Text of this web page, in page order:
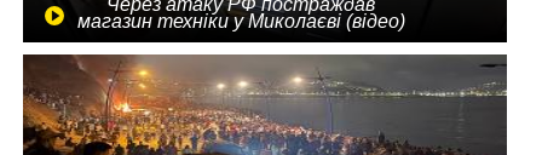
магазин техніки у Миколаєві (відео)